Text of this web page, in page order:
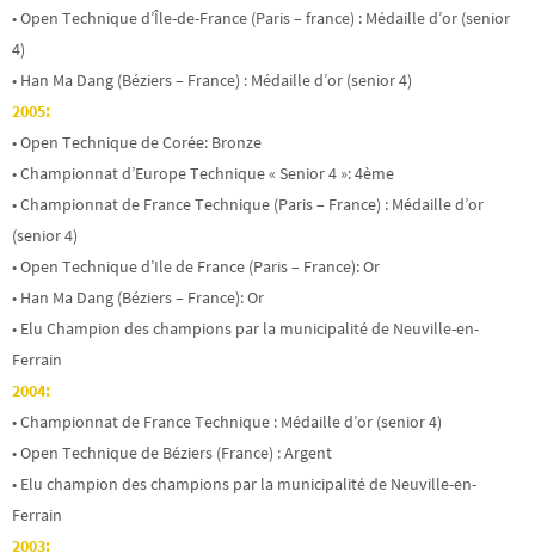
• Open Technique d’Île-de-France (Paris – france) : Médaille d’or (senior
4)
• Han Ma Dang (Béziers – France) : Médaille d’or (senior 4)
2005:
• Open Technique de Corée: Bronze
• Championnat d’Europe Technique « Senior 4 »: 4ème
• Championnat de France Technique (Paris – France) : Médaille d’or
(senior 4)
• Open Technique d’Ile de France (Paris – France): Or
• Han Ma Dang (Béziers – France): Or
• Elu Champion des champions par la municipalité de Neuville-en-
Ferrain
2004:
• Championnat de France Technique : Médaille d’or (senior 4)
• Open Technique de Béziers (France) : Argent
• Elu champion des champions par la municipalité de Neuville-en-
Ferrain
2003: